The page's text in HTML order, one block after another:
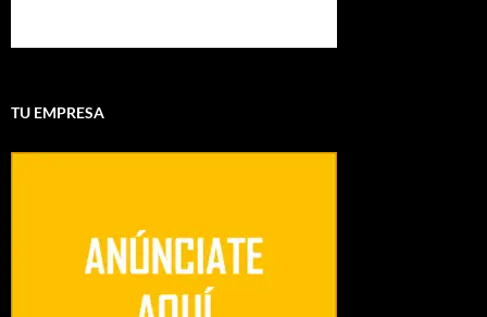
TU EMPRESA